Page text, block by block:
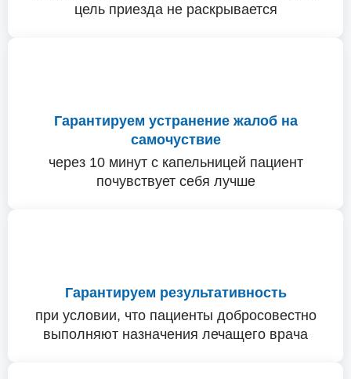
цель приезда не раскрывается
Гарантируем устранение жалоб на
самочуствие
через 10 минут с капельницей пациент
почувствует себя лучше
Гарантируем результативность
при условии, что пациенты добросовестно
выполняют назначения лечащего врача